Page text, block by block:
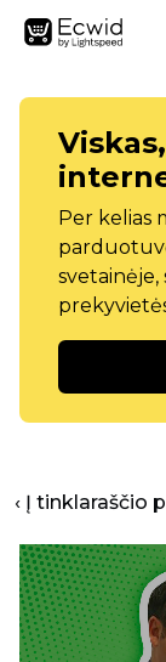
Per kelias
svetainėje,
‹ Į tinklaraščio